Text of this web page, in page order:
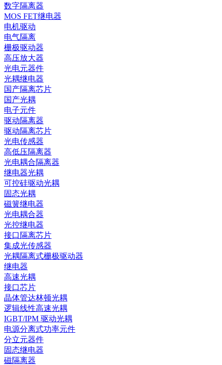
数字隔离器
MOS FET继电器
电机驱动
电气隔离
栅极驱动器
高压放大器
光电元器件
光耦继电器
国产隔离芯片
国产光耦
电子元件
驱动隔离器
驱动隔离芯片
光电传感器
高低压隔离器
光电耦合隔离器
继电器光耦
可控硅驱动光耦
固态光耦
磁簧继电器
光电耦合器
光控继电器
接口隔离芯片
集成光传感器
光耦隔离式栅极驱动器
继电器
高速光耦
接口芯片
晶体管达林顿光耦
逻辑线性高速光耦
IGBT/IPM 驱动光耦
电源分离式功率元件
分立元器件
固态继电器
磁隔离器